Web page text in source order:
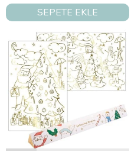
SEPETE EKLE